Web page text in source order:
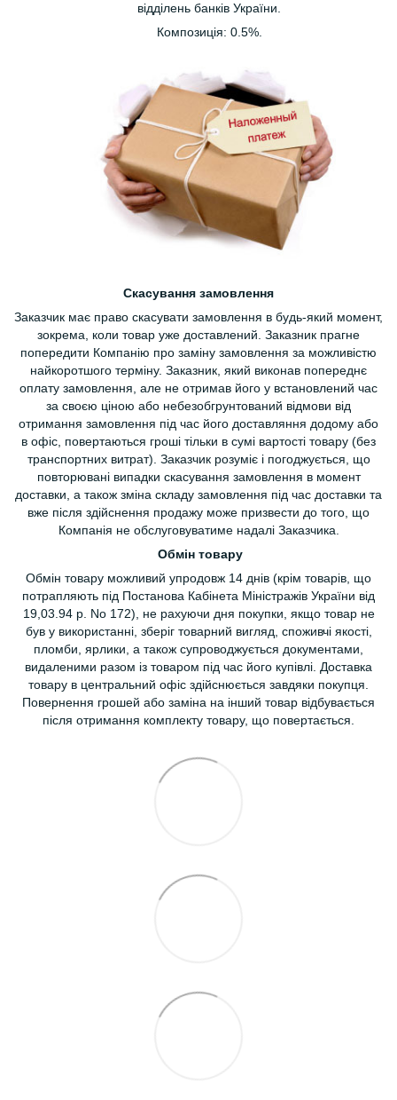
відділень банків України.
Композиція: 0.5%.
Скасування замовлення
Заказчик має право скасувати замовлення в будь-який момент,
зокрема, коли товар уже доставлений. Заказник прагне
попередити Компанію про заміну замовлення за можливістю
найкоротшого терміну. Заказник, який виконав попереднє
оплату замовлення, але не отримав його у встановлений час
за своєю ціною або небезобгрунтований відмови від
отримання замовлення під час його доставляння додому або
в офіс, повертаються гроші тільки в сумі вартості товару (без
транспортних витрат). Заказчик розуміє і погоджується, що
повторювані випадки скасування замовлення в момент
доставки, а також зміна складу замовлення під час доставки та
вже після здійснення продажу може призвести до того, що
Компанія не обслуговуватиме надалі Заказчика.
Обмін товару
Обмін товару можливий упродовж 14 днів (крім товарів, що
потрапляють під Постанова Кабінета Міністражів України від
19,03.94 р. No 172), не рахуючи дня покупки, якщо товар не
був у використанні, зберіг товарний вигляд, споживчі якості,
пломби, ярлики, а також супроводжується документами,
видаленими разом із товаром під час його купівлі. Доставка
товару в центральний офіс здійснюється завдяки покупця.
Повернення грошей або заміна на інший товар відбувається
після отримання комплекту товару, що повертається.